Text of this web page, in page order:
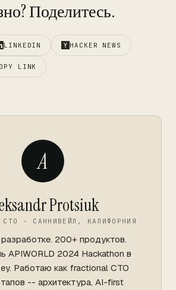
Поделитесь.
LINKEDIN HACKER NEWS
LINK
A
Protsiuk
CTO - САННИВЕЙЛ, КАЛИФОРНИЯ
200+ продуктов.
APIWORLD 2024 Hackathon в
Работаю как fractional CTO
-- архитектура, AI-first